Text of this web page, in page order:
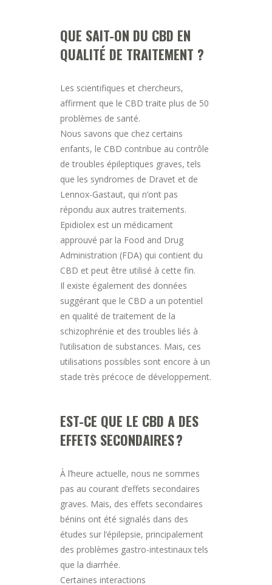
QUE SAIT-ON DU CBD EN
QUALITÉ DE TRAITEMENT ?
Les scientifiques et chercheurs,
affirment que le CBD traite plus de 50
problèmes de santé.
Nous savons que chez certains
enfants, le CBD contribue au contrôle
de troubles épileptiques graves, tels
que les syndromes de Dravet et de
Lennox-Gastaut, qui n’ont pas
répondu aux autres traitements.
Epidiolex est un médicament
approuvé par la Food and Drug
Administration (FDA) qui contient du
CBD et peut être utilisé à cette fin.
Il existe également des données
suggérant que le CBD a un potentiel
en qualité de traitement de la
schizophrénie et des troubles liés à
l’utilisation de substances. Mais, ces
utilisations possibles sont encore à un
stade très précoce de développement.
EST-CE QUE LE CBD A DES
EFFETS SECONDAIRES ?
À l’heure actuelle, nous ne sommes
pas au courant d’effets secondaires
graves. Mais, des effets secondaires
bénins ont été signalés dans des
études sur l’épilepsie, principalement
des problèmes gastro-intestinaux tels
que la diarrhée.
Certaines interactions